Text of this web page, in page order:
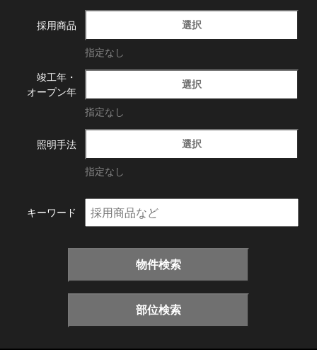
採用商品 選択
指定なし
竣工年・
オープン年
選択
指定なし
照明手法 選択
指定なし
キーワード
物件検索
部位検索